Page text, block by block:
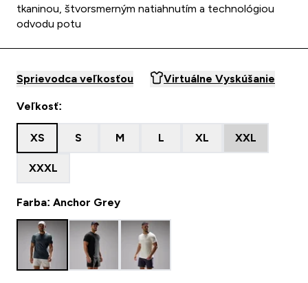
tkaninou, štvorsmerným natiahnutím a technológiou
odvodu potu
Sprievodca veľkosťou Virtuálne Vyskúšanie
Veľkosť:
XS S M L XL XXL
XXXL
Farba: Anchor Grey